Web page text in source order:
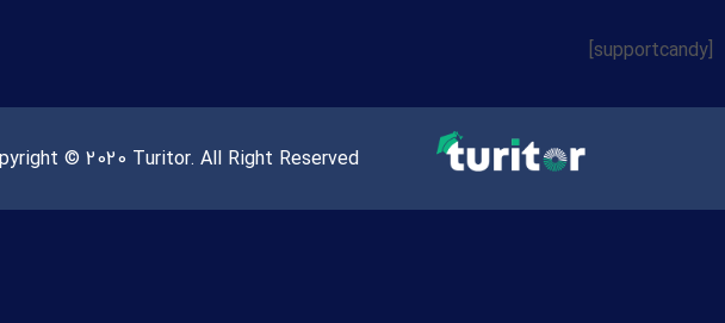
[supportcandy]
© 2020 Turitor. All Right Reserved.